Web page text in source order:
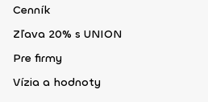
Cenník
Zľava 20% s UNION
Pre firmy
Vízia a hodnoty